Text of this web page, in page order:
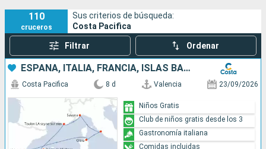
un espectáculo cautivador en el teatro. Sus sister-ships son
Costa Serena, elCosta Favolosa
110
cruceros
Sus criterios de búsqueda:
Costa Pacifica
Filtrar Ordenar
ESPAÑA, ITALIA, FRANCIA, ISLAS BALEARES
Costa Pacifica 8 d Valencia 23/09/2026
Niños Gratis
Club de niños gratis desde los 3
Gastronomía italiana
Comidas incluidas